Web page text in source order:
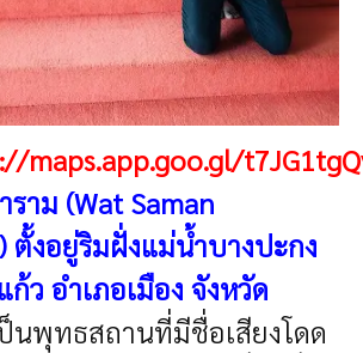
maps.app.goo.gl/
าม (Wat Saman
ตั้งอยู่ริมฝั่งแม่น้ำบางปะกง
ว อำเภอเมือง จังหวัด
นพุทธสถานที่มีชื่อเสียงโดด